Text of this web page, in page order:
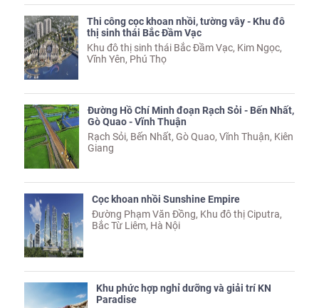
Thi công cọc khoan nhồi, tường vây - Khu đô
thị sinh thái Bắc Đầm Vạc
Khu đô thị sinh thái Bắc Đầm Vạc, Kim Ngọc,
Vĩnh Yên, Phú Thọ
Đường Hồ Chí Minh đoạn Rạch Sỏi - Bến Nhất,
Gò Quao - Vĩnh Thuận
Rạch Sỏi, Bến Nhất, Gò Quao, Vĩnh Thuận, Kiên
Giang
Cọc khoan nhồi Sunshine Empire
Đường Phạm Văn Đồng, Khu đô thị Ciputra,
Bắc Từ Liêm, Hà Nội
Khu phức hợp nghỉ dưỡng và giải trí KN
Paradise